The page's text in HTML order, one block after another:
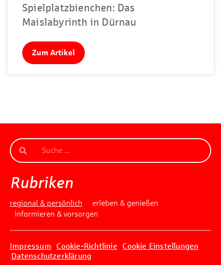
Spielplatzbienchen: Das
Maislabyrinth in Dürnau
Zum Artikel
Rubriken
regional & persönlich
erleben & genießen
informieren & vorsorgen
Impressum Cookie-Richtlinie
Cookie Einstellungen
Datenschutzerklärung